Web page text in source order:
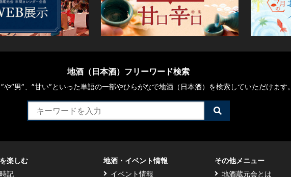
地酒（日本酒）フリーワード検索
や“男”、”甘い”といった単語の一部やひらがなで地酒（日本酒）を検索していただけます。
検
索
楽しむ
記
地酒・イベント情報
イベント情報
その他メニュー
地酒蔵元会とは